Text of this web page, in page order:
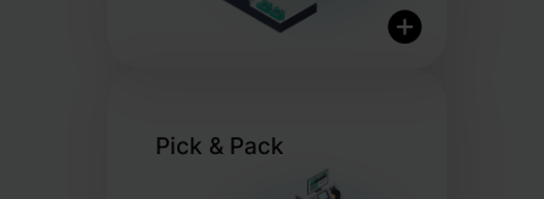
Red logística internacional
Pick & Pack